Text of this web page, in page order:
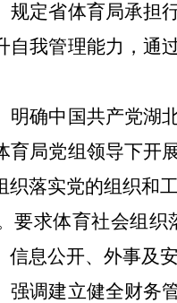
规定省体育局承担
自我管理能力，通
明确中国共产党湖
育局党组领导下开
织落实党的组织和
要求体育社会组
信息公开、外事及
强调建立健全财务